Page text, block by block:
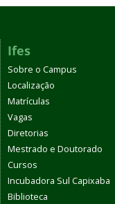
Ifes
Sobre o Campus
Localização
Matrículas
Vagas
Diretorias
Mestrado e Doutorado
Cursos
Incubadora Sul Capixaba
Biblioteca